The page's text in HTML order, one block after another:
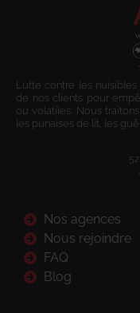
Lutte contre les
de nos clients pour
ou volatiles. Nous
les punaises de lit, les
Nos agences
Nous rejoindre
FAQ
Blog